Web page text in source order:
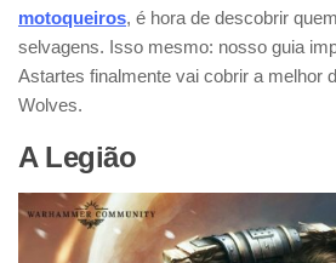
motoqueiros, é hora de descobrir
selvagens. Isso mesmo: nosso guia
Astartes finalmente vai cobrir a melhor
Wolves.
A Legião